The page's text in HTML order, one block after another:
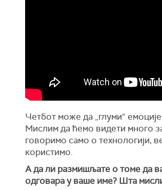
Четбот може да „глуми“
Мислим да ћемо видети много
говоримо само о технологији,
користимо.
А да ли размишљате о томе да
одговара у ваше име? Шта